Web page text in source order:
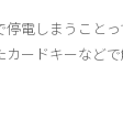
電しまうことっ
ードキーなど